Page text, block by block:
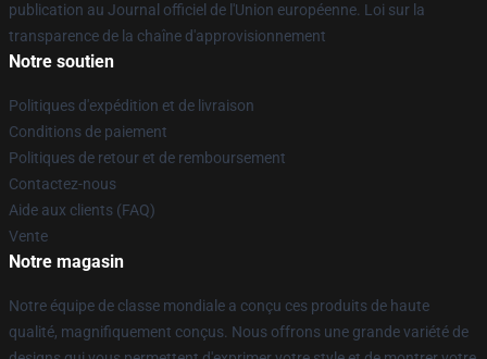
publication au Journal officiel de l'Union européenne. Loi sur la
transparence de la chaîne d'approvisionnement
Notre soutien
Politiques d'expédition et de livraison
Conditions de paiement
Politiques de retour et de remboursement
Contactez-nous
Aide aux clients (FAQ)
Vente
Notre magasin
Notre équipe de classe mondiale a conçu ces produits de haute
qualité, magnifiquement conçus. Nous offrons une grande variété de